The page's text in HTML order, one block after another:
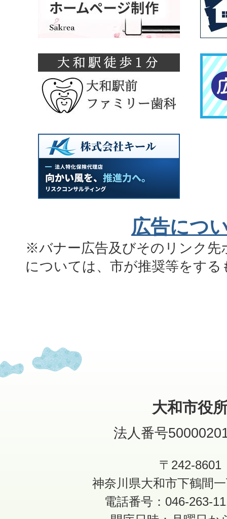
広告につ
※バナー広告及びそのリンク先
については、市が推奨等をす
大和市役
法人番号
〒242-8601
神奈川県大和市下鶴間
電話番号：046-263-